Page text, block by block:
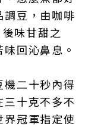
豆，由咖啡
味甘甜之
回沁鼻息。
二十秒內得
十克不多不
冠軍指定使